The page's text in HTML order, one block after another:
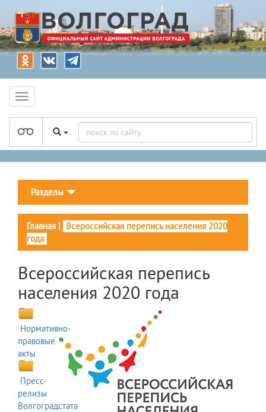
Разделы
Главная | Всероссийская перепись населения 2020
года
Всероссийская перепись
населения 2020 года
Нормативно-
правовые
акты
Пресс-
релизы
Волгоградстата